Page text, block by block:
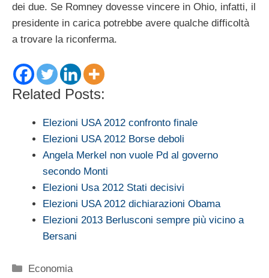
dei due. Se Romney dovesse vincere in Ohio, infatti, il
presidente in carica potrebbe avere qualche difficoltà
a trovare la riconferma.
Related Posts:
Elezioni USA 2012 confronto finale
Elezioni USA 2012 Borse deboli
Angela Merkel non vuole Pd al governo
secondo Monti
Elezioni Usa 2012 Stati decisivi
Elezioni USA 2012 dichiarazioni Obama
Elezioni 2013 Berlusconi sempre più vicino a
Bersani
Categorie
Economia